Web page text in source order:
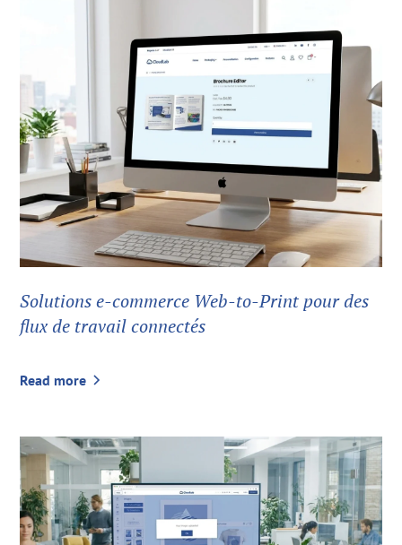
Solutions e-commerce Web-to-Print pour des
flux de travail connectés
Read more